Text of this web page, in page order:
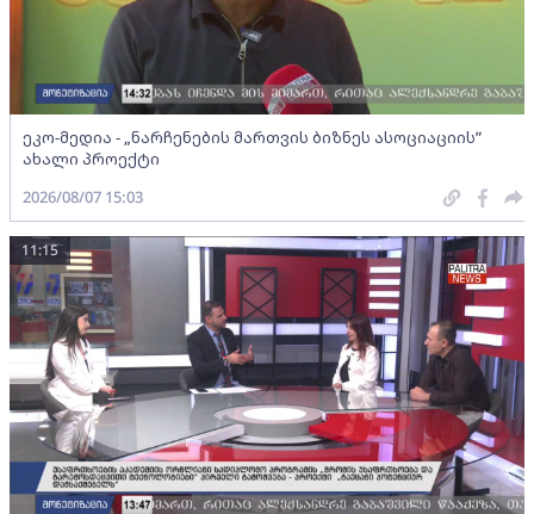
ეკო-მედია - „ნარჩენების მართვის ბიზნეს ასოციაციის”
ახალი პროექტი
2026/08/07 15:03
11:15